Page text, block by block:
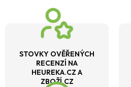
STOVKY OVĚŘENÝCH
RECENZÍ NA
HEUREKA.CZ A
ZBOŽÍ.CZ